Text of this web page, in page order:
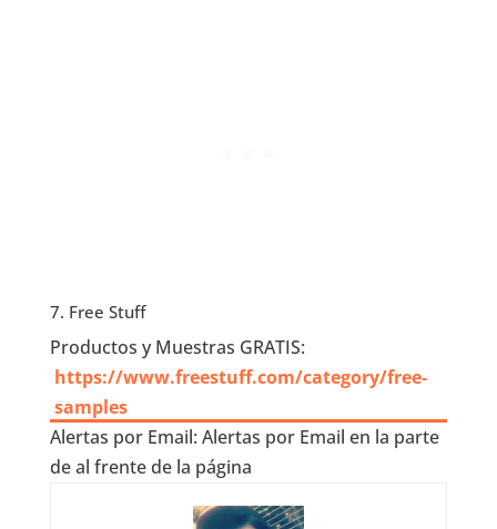
7. Free Stuff
Productos y Muestras GRATIS:
https://www.freestuff.com/category/free-
samples
Alertas por Email: Alertas por Email en la parte
de al frente de la página